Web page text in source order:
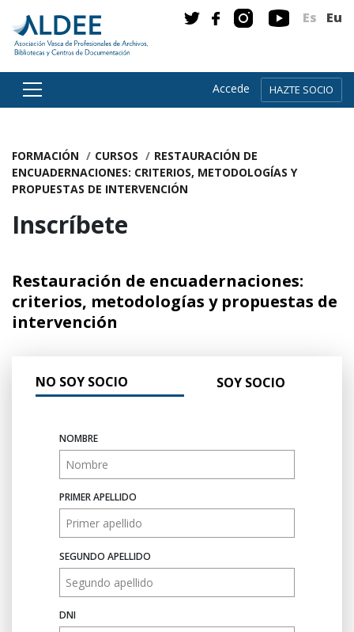
Es Eu
Accede HAZTE SOCIO
FORMACIÓN CURSOS
RESTAURACIÓN DE
ENCUADERNACIONES: CRITERIOS, METODOLOGÍAS Y
PROPUESTAS DE INTERVENCIÓN
Inscríbete
Restauración de encuadernaciones:
criterios, metodologías y propuestas de
intervención
NO SOY SOCIO SOY SOCIO
NOMBRE
PRIMER APELLIDO
SEGUNDO APELLIDO
DNI